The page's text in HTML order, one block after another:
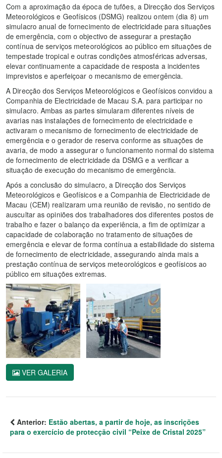
Com a aproximação da época de tufões, a Direcção dos Serviços
Meteorológicos e Geofísicos (DSMG) realizou ontem (dia 8) um
simulacro anual de fornecimento de electricidade para situações
de emergência, com o objectivo de assegurar a prestação
contínua de serviços meteorológicos ao público em situações de
tempestade tropical e outras condições atmosféricas adversas,
elevar continuamente a capacidade de resposta a incidentes
imprevistos e aperfeiçoar o mecanismo de emergência.
A Direcção dos Serviços Meteorológicos e Geofísicos convidou a
Companhia de Electricidade de Macau S.A. para participar no
simulacro. Ambas as partes simularam diferentes níveis de
avarias nas instalações de fornecimento de electricidade e
activaram o mecanismo de fornecimento de electricidade de
emergência e o gerador de reserva conforme as situações de
avaria, de modo a assegurar o funcionamento normal do sistema
de fornecimento de electricidade da DSMG e a verificar a
situação de execução do mecanismo de emergência.
Após a conclusão do simulacro, a Direcção dos Serviços
Meteorológicos e Geofísicos e a Companhia de Electricidade de
Macau (CEM) realizaram uma reunião de revisão, no sentido de
auscultar as opiniões dos trabalhadores dos diferentes postos de
trabalho e fazer o balanço da experiência, a fim de optimizar a
capacidade de colaboração no tratamento de situações de
emergência e elevar de forma contínua a estabilidade do sistema
de fornecimento de electricidade, assegurando ainda mais a
prestação contínua de serviços meteorológicos e geofísicos ao
público em situações extremas.
VER GALERIA
Anterior: Estão abertas, a partir de hoje, as inscrições
para o exercício de protecção civil “Peixe de Cristal 2025”